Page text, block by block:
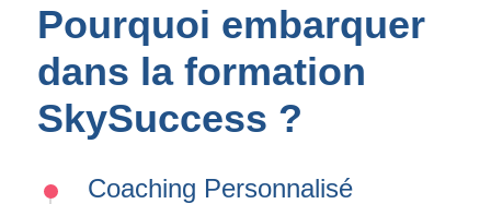
Pourquoi embarquer
dans la formation
SkySuccess ?
Coaching Personnalisé